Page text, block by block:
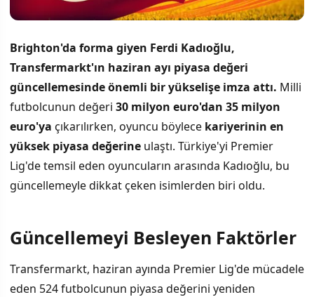
Brighton'da forma giyen Ferdi Kadıoğlu,
Transfermarkt'ın haziran ayı piyasa değeri
güncellemesinde önemli bir yükselişe imza attı. Milli
futbolcunun değeri 30 milyon euro'dan 35 milyon
euro'ya çıkarılırken, oyuncu böylece kariyerinin en
yüksek piyasa değerine ulaştı. Türkiye'yi Premier
Lig'de temsil eden oyuncuların arasında Kadıoğlu, bu
güncellemeyle dikkat çeken isimlerden biri oldu.
İÇINDEKILER
Güncellemeyi Besleyen Faktörler
Güncellemeyi Besleyen Faktörler
Transfermarkt, haziran ayında Premier Lig'de mücadele
eden 524 futbolcunun piyasa değerini yeniden